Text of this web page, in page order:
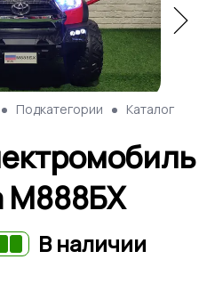
Подкатегории Каталог
М888БХ
В наличии